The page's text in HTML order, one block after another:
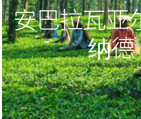
安巴拉瓦亚
纳德